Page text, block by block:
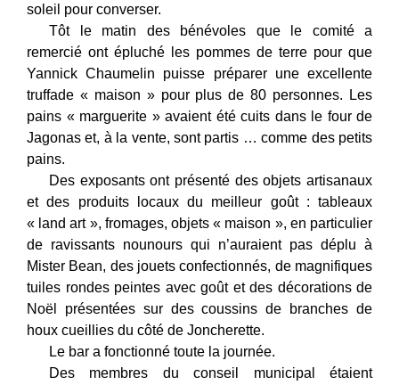
soleil pour converser.
Tôt le matin des bénévoles que le comité a
remercié ont épluché les pommes de terre pour que
Yannick Chaumelin puisse préparer une excellente
truffade « maison » pour plus de 80 personnes. Les
pains « marguerite » avaient été cuits dans le four de
Jagonas et, à la vente, sont partis … comme des petits
pains.
Des exposants ont présenté des objets artisanaux
et des produits locaux du meilleur goût : tableaux
« land art », fromages, objets « maison », en particulier
de ravissants nounours qui n’auraient pas déplu à
Mister Bean, des jouets confectionnés, de magnifiques
tuiles rondes peintes avec goût et des décorations de
Noël présentées sur des coussins de branches de
houx cueillies du côté de Joncherette.
Le bar a fonctionné toute la journée.
Des membres du conseil municipal étaient